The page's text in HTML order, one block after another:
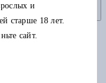
и
старше 18 лет.
сайт.